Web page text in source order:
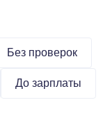
Без проверок
До зарплаты